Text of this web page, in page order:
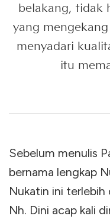
belakang, tidak
yang
menyadari
itu
Sebelum menulis
bernama lengkap
Nukatin ini terlebih
Nh. Dini acap kali